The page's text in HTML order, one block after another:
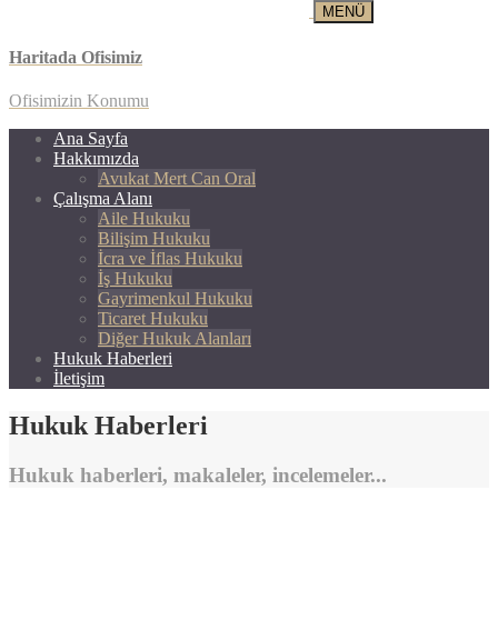
MENÜ
Haritada Ofisimiz
Ofisimizin Konumu
Ana Sayfa
Hakkımızda
Avukat Mert Can Oral
Çalışma Alanı
Aile Hukuku
Bilişim Hukuku
İcra ve İflas Hukuku
İş Hukuku
Gayrimenkul Hukuku
Ticaret Hukuku
Diğer Hukuk Alanları
Hukuk Haberleri
İletişim
Hukuk Haberleri
Hukuk haberleri, makaleler, incelemeler...